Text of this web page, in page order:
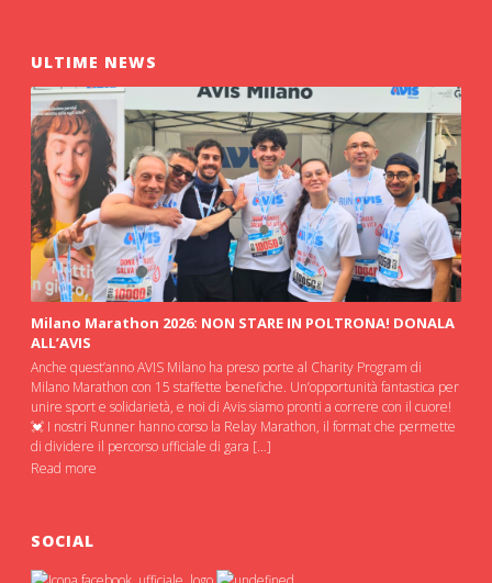
ULTIME NEWS
Milano Marathon 2026: NON STARE IN POLTRONA! DONALA
ALL’AVIS
Anche quest’anno AVIS Milano ha preso porte al Charity Program di
Milano Marathon con 15 staffette benefiche. Un’opportunità fantastica per
unire sport e solidarietà, e noi di Avis siamo pronti a correre con il cuore!
💓 I nostri Runner hanno corso la Relay Marathon, il format che permette
di dividere il percorso ufficiale di gara […]
Read more
SOCIAL